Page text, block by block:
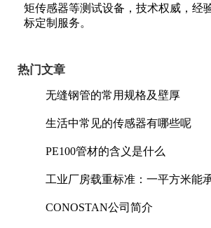
矩传感器等测试设备，技术权威，经
标定制服务。
热门文章
无缝钢管的常用规格及壁厚
生活中常见的传感器有哪些呢
PE100管材的含义是什么
工业厂房载重标准：一平方米能
CONOSTAN公司简介